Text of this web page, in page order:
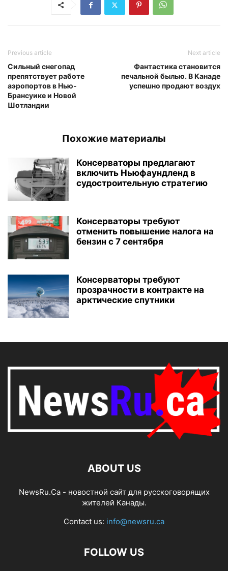
Previous article
Сильный снегопад
препятствует работе
аэропортов в Нью-
Брансуике и Новой
Шотландии
Next article
Фантастика становится
печальной былью. В Канаде
успешно продают воздух
Похожие материалы
Консерваторы предлагают
включить Ньюфаундленд в
судостроительную стратегию
Консерваторы требуют
отменить повышение налога на
бензин с 7 сентября
Консерваторы требуют
прозрачности в контракте на
арктические спутники
ABOUT US
NewsRu.Ca - новостной сайт для русскоговорящих
жителей Канады.
Contact us: info@newsru.ca
FOLLOW US